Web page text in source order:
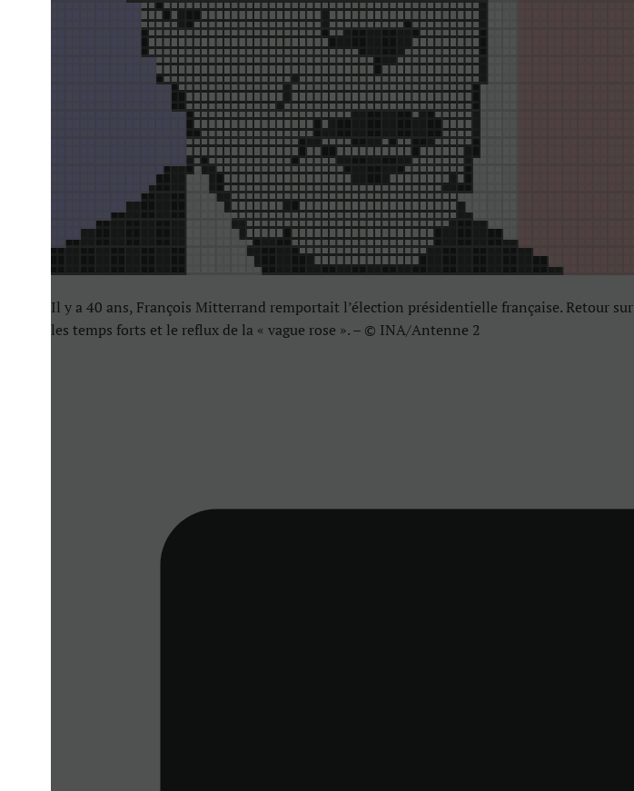
Il y a 40 ans, François Mitterrand remportait l’élection présidentielle française. Retour sur
les temps forts et le reflux de la « vague rose ». – © INA/Antenne 2